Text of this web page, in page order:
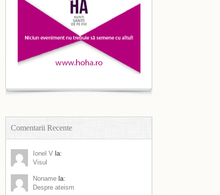
Comentarii Recente
Ionel V la:
Visul
Noname la:
Despre ateism